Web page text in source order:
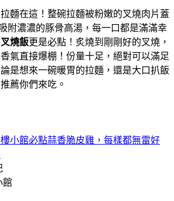
麵在這！整碗拉麵被粉嫩的叉燒肉片蓋
附濃濃的豚骨高湯，每一口都是滿滿幸
叉燒飯更是必點！炙燒到剛剛好的叉燒，
氣直接爆棚！份量十足，絕對可以滿足
是想來一碗暖胃的拉麵，還是大口扒飯
薦你們來吃。
小館必點蒜香脆皮雞，每樣都無雷好